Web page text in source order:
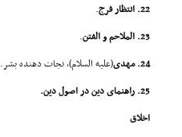
22. انتظار فرج
.
23. الملاحم و الفتن
.
24. مهدى
(علیه السلام)، نجات دهنده بشر.
25. راهنماى دین در اصول دین.
اخلاق